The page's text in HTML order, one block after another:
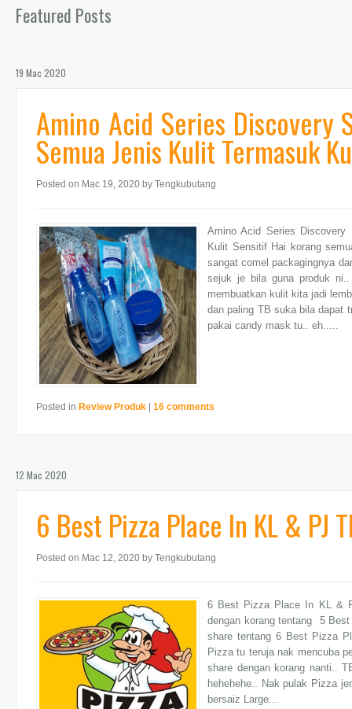
Featured Posts
19 Mac 2020
Amino Acid Series Discovery
Semua Jenis Kulit Termasuk
Posted on Mac 19, 2020 by Tengkubutang
Amino Acid Series
Kulit Sensitif Hai korang
sangat comel packagingnya
sejuk je bila guna produk
membuatkan kulit kita jadi
dan paling TB suka bila dapat
pakai candy mask tu.. eh.....
Posted in Review Produk 16 comments
12 Mac 2020
6 Best Pizza Place In KL & PJ
Posted on Mac 12, 2020 by Tengkubutang
6 Best Pizza Place In KL &
dengan korang tentang 5
share tentang 6 Best Pizza
Pizza tu teruja nak mencuba
share dengan korang nanti..
hehehehe.. Nak pulak Pizza
bersaiz Large...